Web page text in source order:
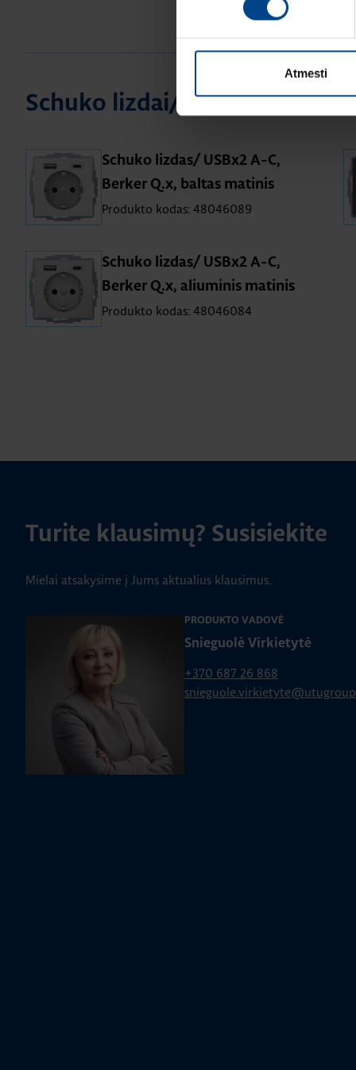
Atmesti
Schuko lizdai/ USBx2 A-C,
Schuko lizdas/ USBx2 A-C,
Berker Q.x, baltas matinis
Produkto kodas: 48046089
Schuko lizdas/ USBx2 A-C,
Berker Q.x, aliuminis matinis
Produkto kodas: 48046084
Turite klausimų? Susisiekite
Mielai atsakysime į Jums aktualius klausimus.
PRODUKTO VADOVĖ
Snieguolė Virkietytė
+370 687 26 868